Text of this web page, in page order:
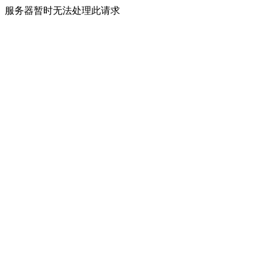
服务器暂时无法处理此请求